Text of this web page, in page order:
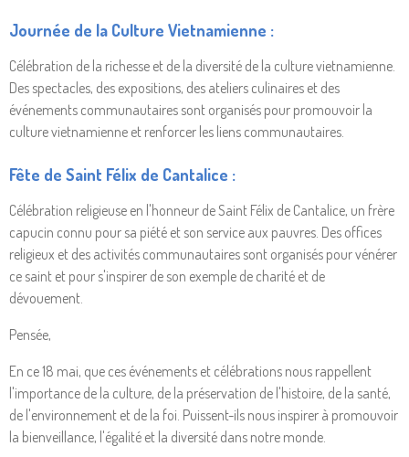
Journée de la Culture Vietnamienne :
Célébration de la richesse et de la diversité de la culture vietnamienne.
Des spectacles, des expositions, des ateliers culinaires et des
événements communautaires sont organisés pour promouvoir la
culture vietnamienne et renforcer les liens communautaires.
Fête de Saint Félix de Cantalice :
Célébration religieuse en l'honneur de Saint Félix de Cantalice, un frère
capucin connu pour sa piété et son service aux pauvres. Des offices
religieux et des activités communautaires sont organisés pour vénérer
ce saint et pour s'inspirer de son exemple de charité et de
dévouement.
Pensée,
En ce 18 mai, que ces événements et célébrations nous rappellent
l'importance de la culture, de la préservation de l'histoire, de la santé,
de l'environnement et de la foi. Puissent-ils nous inspirer à promouvoir
la bienveillance, l'égalité et la diversité dans notre monde.